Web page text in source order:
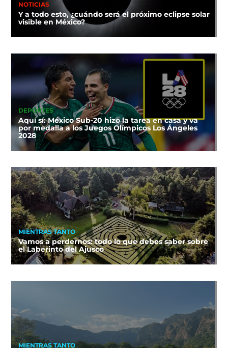
NOTICIAS
Y a todo esto, ¿cuándo será el próximo eclipse solar
visible en México?
DEPORTES
Aquí sí: México Sub-20 hizo la tarea en casa y va
por medalla a los Juegos Olímpicos Los Ángeles
2028
MIENTRAS TANTO
Vamos a perdernos: todo lo que debes saber sobre
el Laberinto del Ajusco
MIENTRAS TANTO